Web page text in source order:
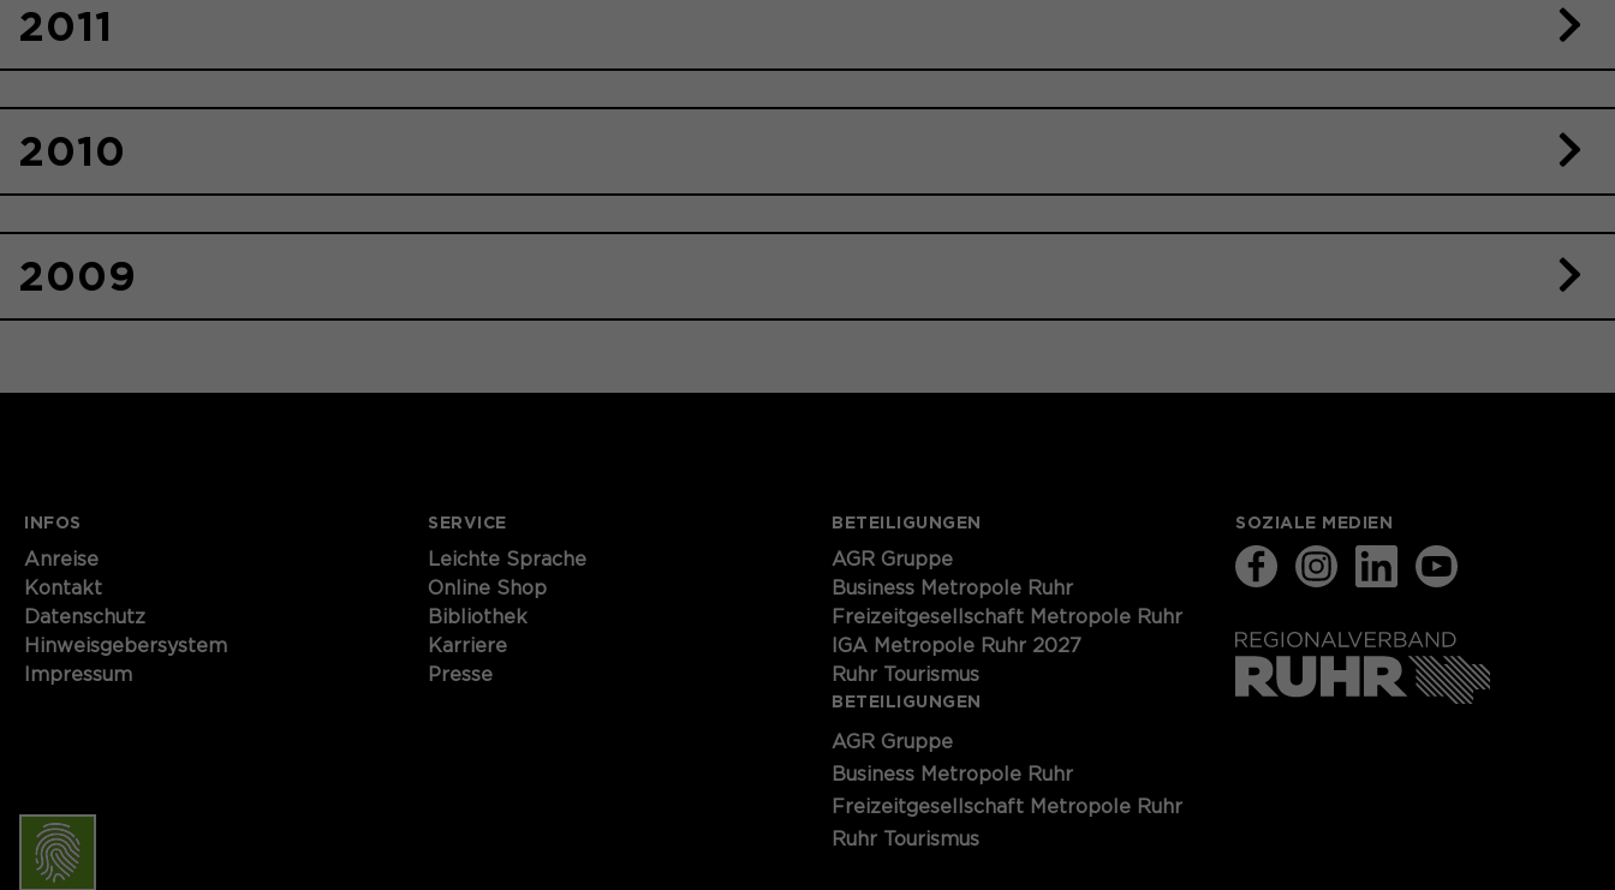
2011
2010
2009
INFOS
Anreise
Kontakt
Datenschutz
Hinweisgebersystem
Impressum
SERVICE
Leichte Sprache
Online Shop
Bibliothek
Karriere
Presse
BETEILIGUNGEN
AGR Gruppe
Business Metropole Ruhr
Freizeitgesellschaft Metropole Ruhr
IGA Metropole Ruhr 2027
Ruhr Tourismus
BETEILIGUNGEN
AGR Gruppe
Business Metropole Ruhr
Freizeitgesellschaft Metropole Ruhr
Ruhr Tourismus
SOZIALE MEDIEN